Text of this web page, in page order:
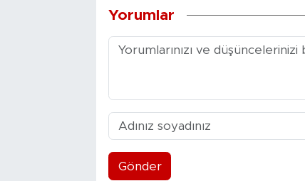
Yorumlar
Gönder